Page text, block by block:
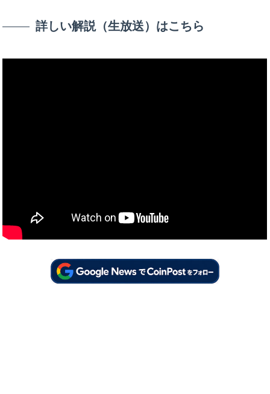
詳しい解説（生放送）はこちら